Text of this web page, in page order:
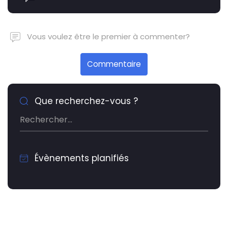
Vous voulez être le premier à commenter?
Commentaire
Que recherchez-vous ?
Évènements planifiés